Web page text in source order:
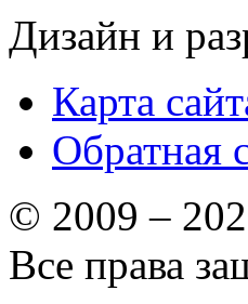
Дизайн и
Карта
Обратная
© 2009 –
Все права